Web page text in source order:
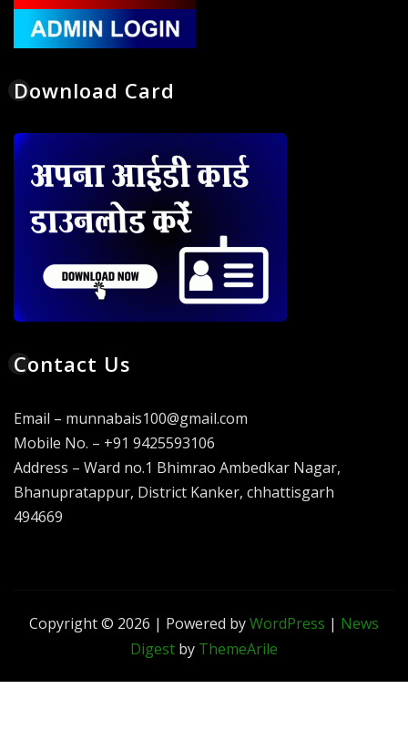
Download Card
Contact Us
Email – munnabais100@gmail.com
Mobile No. – +91 9425593106
Address – Ward no.1 Bhimrao Ambedkar Nagar,
Bhanupratappur, District Kanker, chhattisgarh
494669
Copyright © 2026 | Powered byWordPress | News
Digest by ThemeArile